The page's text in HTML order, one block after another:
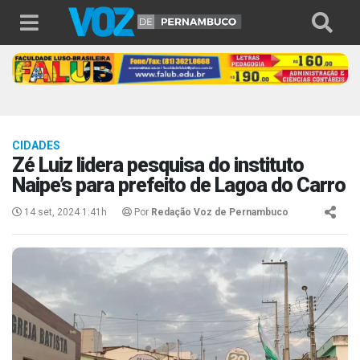
CIDADES
Zé Luiz lidera pesquisa do instituto
Naipe’s para prefeito de Lagoa do Carro
14 set, 2024 1:41h Por Redação Voz de Pernambuco